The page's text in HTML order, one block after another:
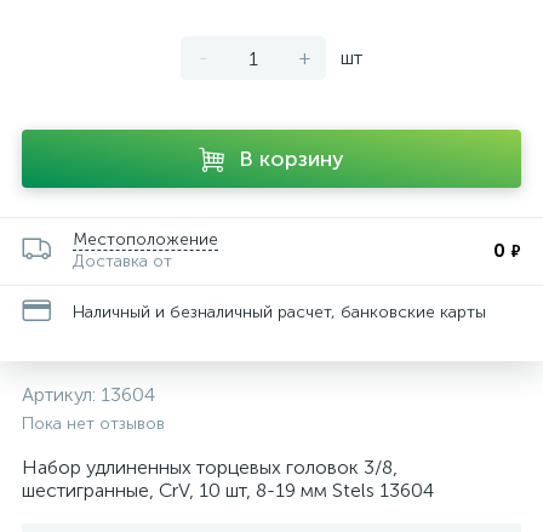
- + шт
В корзину
Местоположение
Доставка от
0 ₽
Наличный и безналичный расчет, банковские карты
Артикул: 13604
Пока нет отзывов
Набор удлиненных торцевых головок 3/8,
шестигранные, CrV, 10 шт, 8-19 мм Stels 13604